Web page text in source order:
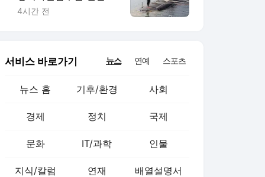
中 견제 강화
4시간 전
서비스 바로가기 뉴스 연예 스포츠
뉴스 홈 기후/환경 사회
경제 정치 국제
문화 IT/과학 인물
지식/칼럼 연재 배열설명서